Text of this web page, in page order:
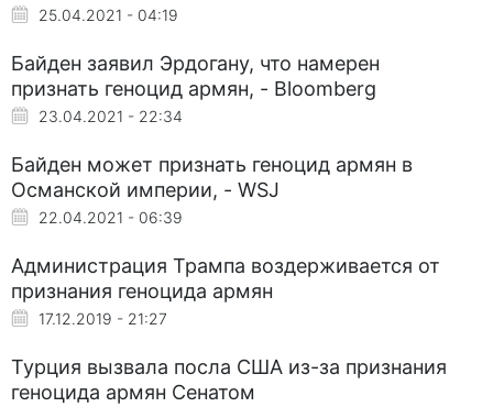
25.04.2021 - 04:19
Байден заявил Эрдогану, что намерен
признать геноцид армян, - Bloomberg
23.04.2021 - 22:34
Байден может признать геноцид армян в
Османской империи, - WSJ
22.04.2021 - 06:39
Администрация Трампа воздерживается от
признания геноцида армян
17.12.2019 - 21:27
Турция вызвала посла США из-за признания
геноцида армян Сенатом